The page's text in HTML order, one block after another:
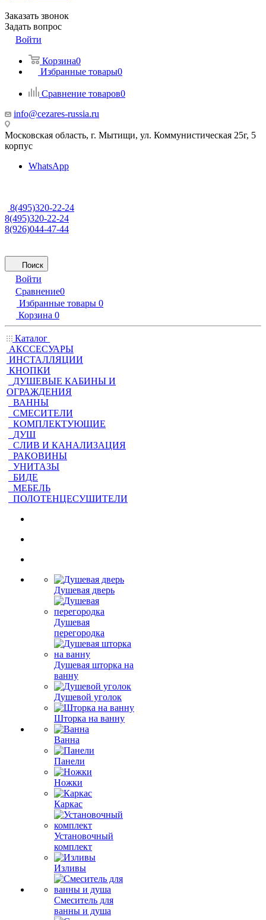
Заказать звонок
Задать вопрос
Войти
Корзина0
Избранные товары0
Сравнение товаров0
info@cezares-russia.ru
Московская область, г. Мытищи, ул. Коммунистическая 25г, 5
корпус
WhatsApp
8(495)320-22-24
8(495)320-22-24
8(926)044-47-44
Поиск
Войти
Сравнение0
Избранные товары 0
Корзина 0
Каталог
АКССЕСУАРЫ
ИНСТАЛЛЯЦИИ
КНОПКИ
ДУШЕВЫЕ КАБИНЫ И
ОГРАЖДЕНИЯ
ВАННЫ
СМЕСИТЕЛИ
КОМПЛЕКТУЮЩИЕ
ДУШ
СЛИВ И КАНАЛИЗАЦИЯ
РАКОВИНЫ
УНИТАЗЫ
БИДЕ
МЕБЕЛЬ
ПОЛОТЕНЦЕСУШИТЕЛИ
Душевая дверь
Душевая
перегородка
Душевая шторка на
ванну
Душевой уголок
Шторка на ванну
Ванна
Панели
Ножки
Каркас
Установочный
комплект
Изливы
Смеситель для
ванны и душа